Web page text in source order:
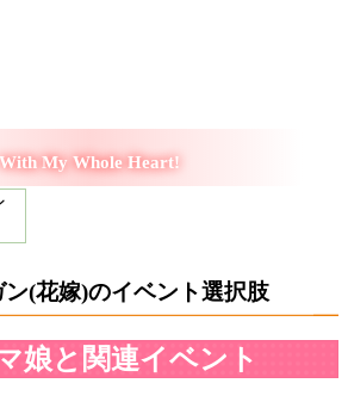
With My Whole Heart!
(花嫁)のイベント選択肢
娘と関連イベント